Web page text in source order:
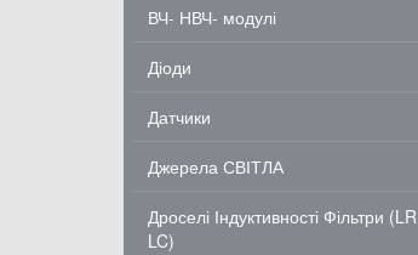
ВЧ- НВЧ- модулі
Діоди
Датчики
Джерела СВІТЛА
Дроселі Індуктивності Фільтри (LR
LC)